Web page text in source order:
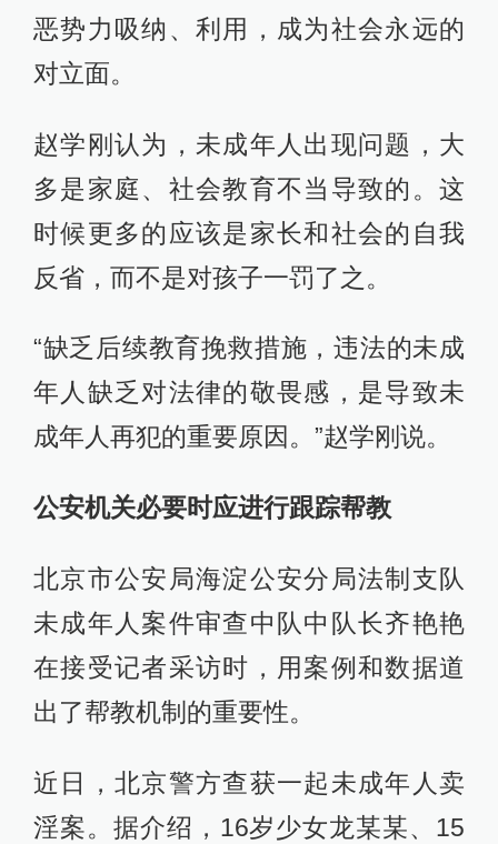
恶势力吸纳、利用，成为社会永远的
对立面。
赵学刚认为，未成年人出现问题，大
多是家庭、社会教育不当导致的。这
时候更多的应该是家长和社会的自我
反省，而不是对孩子一罚了之。
“缺乏后续教育挽救措施，违法的未成
年人缺乏对法律的敬畏感，是导致未
成年人再犯的重要原因。”赵学刚说。
公安机关必要时应进行跟踪帮教
北京市公安局海淀公安分局法制支队
未成年人案件审查中队中队长齐艳艳
在接受记者采访时，用案例和数据道
出了帮教机制的重要性。
近日，北京警方查获一起未成年人卖
淫案。据介绍，16岁少女龙某某、15